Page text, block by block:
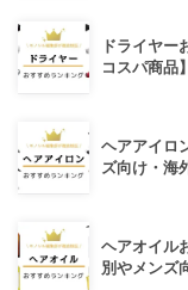
ドライヤー
コスパ商品】
ヘアアイロ
ズ向け・海
ヘアオイル
別やメンズ